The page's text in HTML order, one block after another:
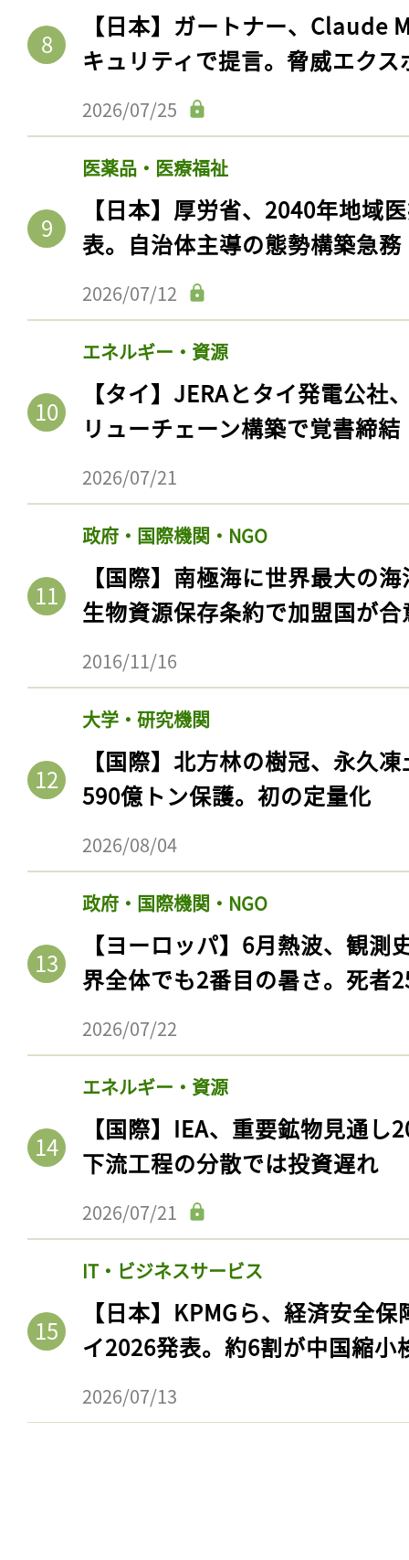
【日本】ガートナー、Claude
キュリティで提言。脅威エク
2026/07/25
医薬品・医療福祉
【日本】厚労省、2040年地域
表。自治体主導の態勢構築急務
2026/07/12
エネルギー・資源
【タイ】JERAとタイ発電公社
リューチェーン構築で覚書締結
2026/07/21
政府・国際機関・NGO
【国際】南極海に世界最大の
生物資源保存条約で加盟国が合
2016/11/16
大学・研究機関
【国際】北方林の樹冠、永久
590億トン保護。初の定量化
2026/08/04
政府・国際機関・NGO
【ヨーロッパ】6月熱波、観
界全体でも2番目の暑さ。死者
2026/07/22
エネルギー・資源
【国際】IEA、重要鉱物見通
下流工程の分散では投資遅れ
2026/07/21
IT・ビジネスサービス
【日本】KPMGら、経済安全
イ2026発表。約6割が中国縮小
2026/07/13
記事をお気に入りに
ログインが必
ログイン
会員登録